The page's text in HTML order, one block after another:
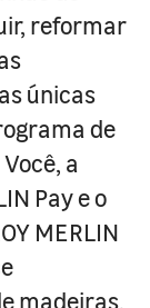
reformar
únicas
de
a
Pay e o
MERLIN
madeiras,